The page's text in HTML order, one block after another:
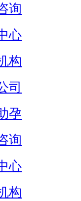
询
心
构
司
孕
询
心
构